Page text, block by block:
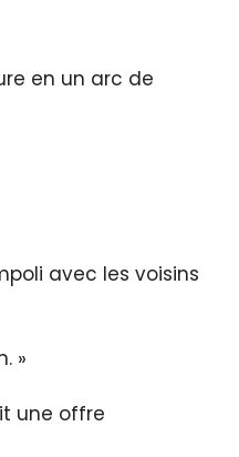
en un arc de
avec les voisins
»
une offre